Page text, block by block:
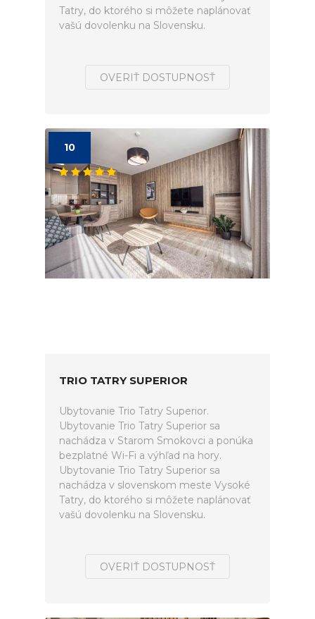
Tatry, do ktorého si môžete naplánovať
vašú dovolenku na Slovensku.
OVERIŤ DOSTUPNOSŤ
10
TRIO TATRY SUPERIOR
Ubytovanie Trio Tatry Superior.
Ubytovanie Trio Tatry Superior sa
nachádza v Starom Smokovci a ponúka
bezplatné Wi-Fi a výhľad na hory.
Ubytovanie Trio Tatry Superior sa
nachádza v slovenskom meste Vysoké
Tatry, do ktorého si môžete naplánovať
vašú dovolenku na Slovensku.
OVERIŤ DOSTUPNOSŤ